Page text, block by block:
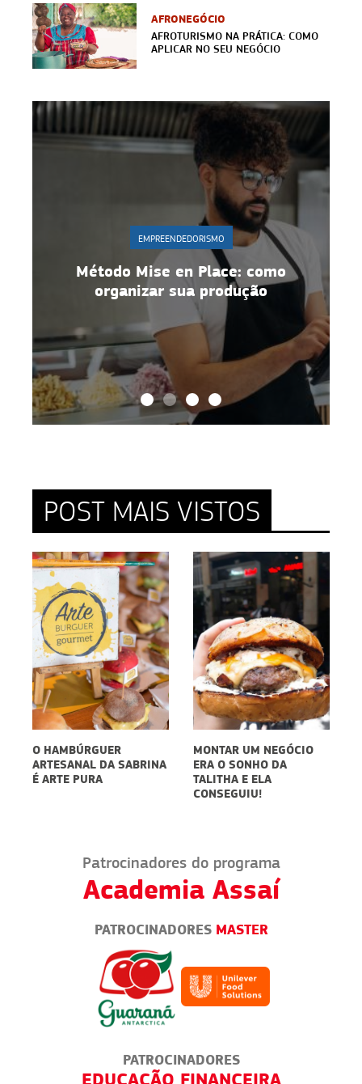
AFRONEGÓCIO
AFROTURISMO NA PRÁTICA: COMO
APLICAR NO SEU NEGÓCIO
EMPREENDEDORISMO
Gestão de equipe: 10 estratégias
para manter motivação
POST MAIS VISTOS
O HAMBÚRGUER
ARTESANAL DA SABRINA
É ARTE PURA
MONTAR UM NEGÓCIO
ERA O SONHO DA
TALITHA E ELA
CONSEGUIU!
Patrocinadores do programa
Academia Assaí
PATROCINADORES MASTER
PATROCINADORES
EDUCAÇÃO FINANCEIRA